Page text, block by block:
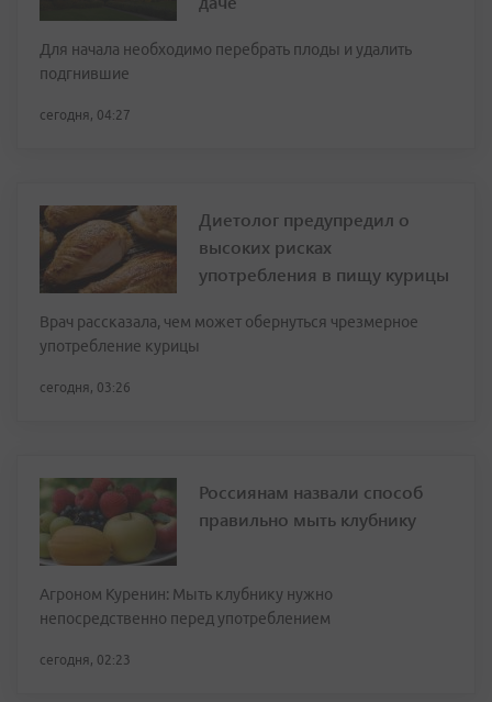
Для начала необходимо перебрать плоды и удалить
подгнившие
сегодня, 04:27
Диетолог предупредил о
высоких рисках
употребления в пищу курицы
Врач рассказала, чем может обернуться чрезмерное
употребление курицы
сегодня, 03:26
Россиянам назвали способ
правильно мыть клубнику
Агроном Куренин: Мыть клубнику нужно
непосредственно перед употреблением
сегодня, 02:23